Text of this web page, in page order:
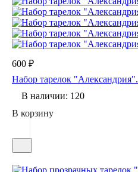
600 ₽
Набор тарелок "Александрия".
В наличии: 120
В корзину